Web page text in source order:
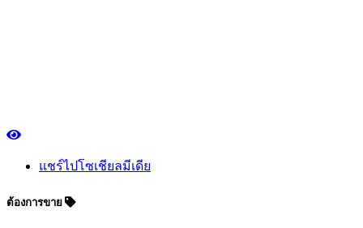
แชร์ไปโซเชียลมีเดีย
ต้องการขาย